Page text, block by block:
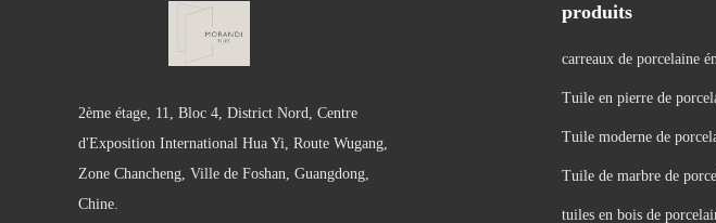
2ème étage, 11, Bloc 4, District Nord, Centre
d'Exposition International Hua Yi, Route Wugang,
Zone Chancheng, Ville de Foshan, Guangdong,
Chine.
produits
carreaux de porcelaine
Tuile en pierre de
Tuile moderne de
Tuile de marbre de
tuiles en bois de